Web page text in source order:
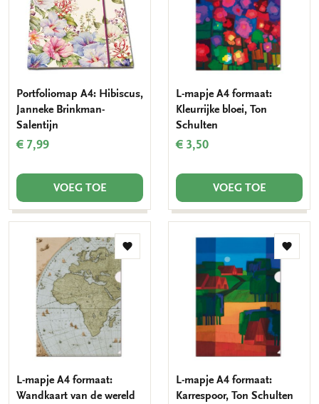
Portfoliomap A4: Hibiscus,
Janneke Brinkman-
Salentijn
€ 7,99
VOEG TOE
L-mapje A4 formaat:
Kleurrijke bloei, Ton
Schulten
€ 3,50
VOEG TOE
Toevoegen
L-mapje A4 formaat:
Wandkaart van de wereld
L-mapje A4 formaat:
Karrespoor, Ton Schulten